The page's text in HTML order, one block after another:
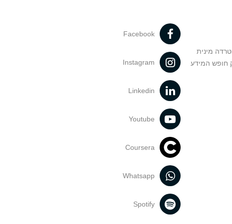
מינית
חופש המידע
Facebook
Instagram
Linkedin
Youtube
Coursera
Whatsapp
Spotify